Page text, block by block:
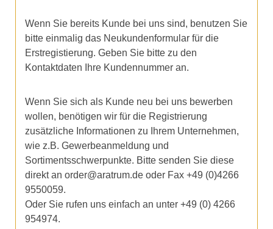
Wenn Sie bereits Kunde bei uns sind, benutzen Sie
bitte einmalig das Neukundenformular für die
Erstregistierung. Geben Sie bitte zu den
Kontaktdaten Ihre Kundennummer an.
Wenn Sie sich als Kunde neu bei uns bewerben
wollen, benötigen wir für die Registrierung
zusätzliche Informationen zu Ihrem Unternehmen,
wie z.B. Gewerbeanmeldung und
Sortimentsschwerpunkte. Bitte senden Sie diese
direkt an order@aratrum.de oder Fax +49 (0)4266
9550059.
Oder Sie rufen uns einfach an unter +49 (0) 4266
954974.